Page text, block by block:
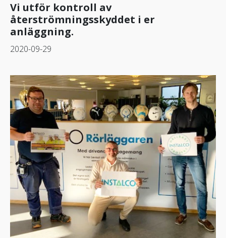
Vi utför kontroll av
återströmningsskyddet i er
anläggning.
2020-09-29